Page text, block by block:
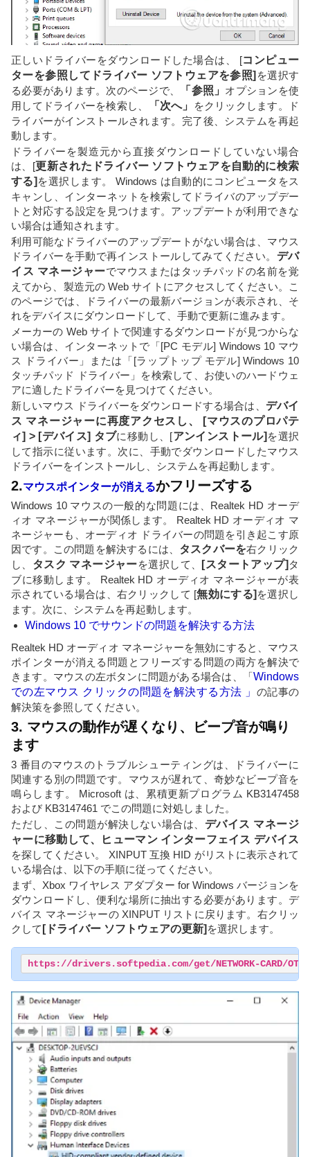
正しいドライバーをダウンロードした場合は、 [コンピュー
ターを参照してドライバー ソフトウェアを参照] を選択す
る必要があります。次のページで、
「参照」 オプションを使
用してドライバーを検索し、
「次へ」
をクリックします。ド
ライバーがインストールされます。完了後、システムを再起
動します。
ドライバーを製造元から直接ダウンロードしていない場合
は、[更新されたドライバー ソフトウェアを自動的に検索
する] を選択します。 Windows は自動的にコンピュータをス
キャンし、インターネットを検索してドライバのアップデー
トと対応する設定を見つけます。アップデートが利用できな
い場合は通知されます。
利用可能なドライバーのアップデートがない場合は、マウス
ドライバーを手動で再インストールしてみてください。 デバ
イス マネージャーでマウスまたはタッチパッドの名前を覚
えてから、製造元の Web サイトにアクセスしてください。こ
のページでは、ドライバーの最新バージョンが表示され、そ
れをデバイスにダウンロードして、手動で更新に進みます。
メーカーの Web サイトで関連するダウンロードが見つからな
い場合は、インターネットで「[PC モデル] Windows 10 マウ
ス ドライバー」または「[ラップトップ モデル] Windows 10
タッチパッド ドライバー」を検索して、お使いのハードウェ
アに適したドライバーを見つけてください。
新しいマウス ドライバーをダウンロードする場合は、 デバイ
ス マネージャーに再度アクセスし、
[マウスのプロパテ
ィ] > [デバイス] タブに移動し、[アンインストール] を選択
して指示に従います。次に、手動でダウンロードしたマウス
ドライバーをインストールし、システムを再起動します。
2.マウスポインターが消えるかフリーズする
Windows 10 マウスの一般的な問題には、Realtek HD オーデ
ィオ マネージャーが関係します。 Realtek HD オーディオ マ
ネージャーも、オーディオ ドライバーの問題を引き起こす原
因です。この問題を解決するには、 タスクバーを右クリック
し、 タスク マネージャーを選択して、 [スタートアップ] タ
ブに移動します。 Realtek HD オーディオ マネージャーが表
示されている場合は、右クリックして [無効にする] を選択し
ます。次に、システムを再起動します。
Windows 10 でサウンドの問題を解決する方法
Realtek HD オーディオ マネージャーを無効にすると、マウス
ポインターが消える問題とフリーズする問題の両方を解決で
きます。マウスの左ボタンに問題がある場合は、「Windows
での左マウス クリックの問題を解決する方法 」 の記事の
解決策を参照してください。
3. マウスの動作が遅くなり、ビープ音が鳴り
ます
3 番目のマウスのトラブルシューティングは、ドライバーに
関連する別の問題です。マウスが遅れて、奇妙なビープ音を
鳴らします。 Microsoft は、累積更新プログラム KB3147458
および KB3147461 でこの問題に対処しました。
ただし、この問題が解決しない場合は、 デバイス マネージ
ャーに移動して、
ヒューマン インターフェイス デバイス
を探してください。 XINPUT 互換 HID がリストに表示されて
いる場合は、以下の手順に従ってください。
まず、Xbox ワイヤレス アダプター for Windows バージョンを
ダウンロードし、便利な場所に抽出する必要があります。デ
バイス マネージャーの XINPUT リストに戻ります。右クリッ
クして [ドライバー ソフトウェアの更新] を選択します。
https://drivers.softpedia.com/get/NETWORK-CARD/